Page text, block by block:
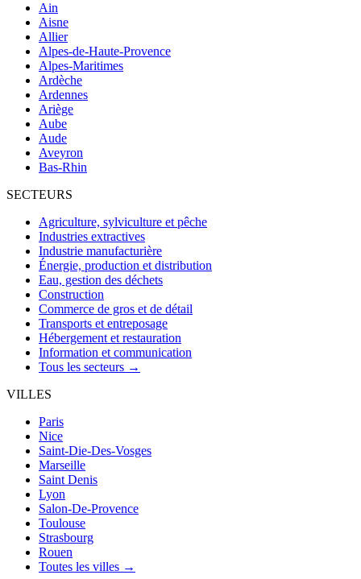
Ain
Aisne
Allier
Alpes-de-Haute-Provence
Alpes-Maritimes
Ardèche
Ardennes
Ariège
Aube
Aude
Aveyron
Bas-Rhin
SECTEURS
Agriculture, sylviculture et pêche
Industries extractives
Industrie manufacturière
Énergie, production et distribution
Eau, gestion des déchets
Construction
Commerce de gros et de détail
Transports et entreposage
Hébergement et restauration
Information et communication
Tous les secteurs →
VILLES
Paris
Nice
Saint-Die-Des-Vosges
Marseille
Saint Denis
Lyon
Salon-De-Provence
Toulouse
Strasbourg
Rouen
Toutes les villes →